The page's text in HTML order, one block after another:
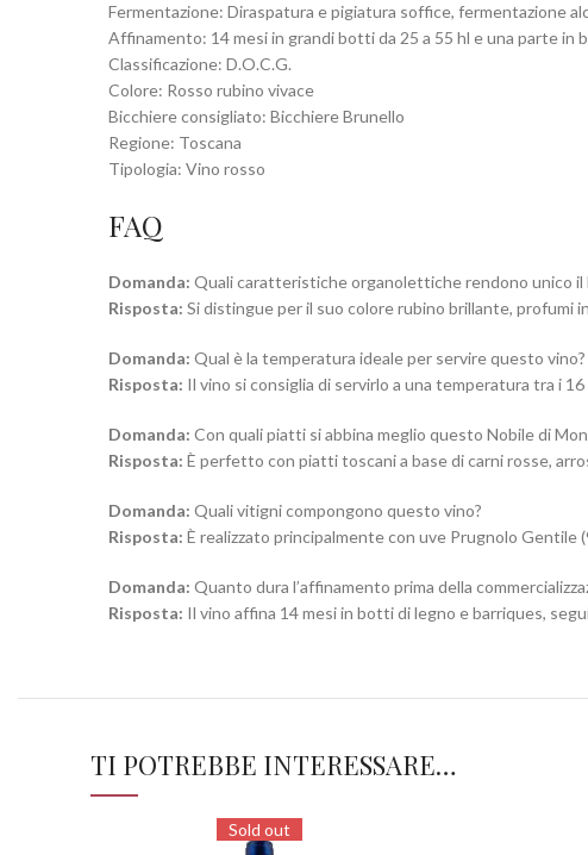
Fermentazione: Diraspatura e pigiatura soffice, fermentazione
Affinamento: 14 mesi in grandi botti da 25 a 55 hl e una parte in
Classificazione: D.O.C.G.
Colore: Rosso rubino vivace
Bicchiere consigliato: Bicchiere Brunello
Regione: Toscana
Tipologia: Vino rosso
FAQ
Domanda: Quali caratteristiche organolettiche rendono unico il
Risposta: Si distingue per il suo colore rubino brillante, profumi
Domanda: Qual è la temperatura ideale per servire questo vino?
Risposta: Il vino si consiglia di servirlo a una temperatura tra i
Domanda: Con quali piatti si abbina meglio questo Nobile di
Risposta: È perfetto con piatti toscani a base di carni rosse,
Domanda: Quali vitigni compongono questo vino?
Risposta: È realizzato principalmente con uve Prugnolo Gentile
Domanda: Quanto dura l’affinamento prima della
Risposta: Il vino affina 14 mesi in botti di legno e barriques,
TI POTREBBE INTERESSARE…
Sold out